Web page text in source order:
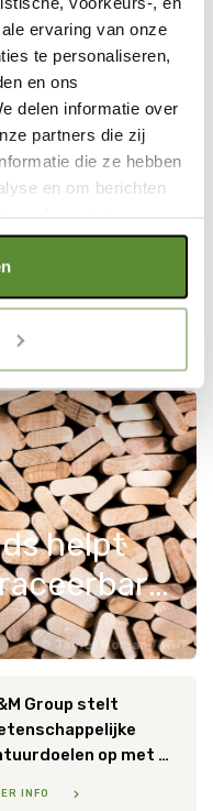
ervaring van onze
te personaliseren,
en ons
delen informatie over
partners die zij
die ze hebben
en om berichten
klikt, ga je akkoord
Als je niet alle
cookies", wat
gebruiksvriendelijkheid
in de cookies klik dan
meer informatie
James Morgan / WWF
helpt
bedrijven met traceerbare ketens
Group stelt
natuurdoelen op met WWF
INFO